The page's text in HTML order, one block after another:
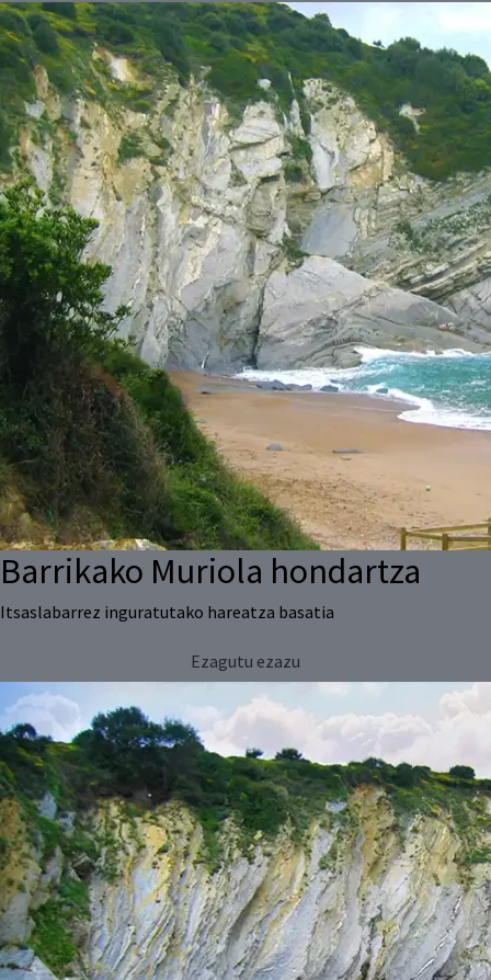
Barrikako Muriola hondartza
Itsaslabarrez inguratutako hareatza basatia
Ezagutu ezazu